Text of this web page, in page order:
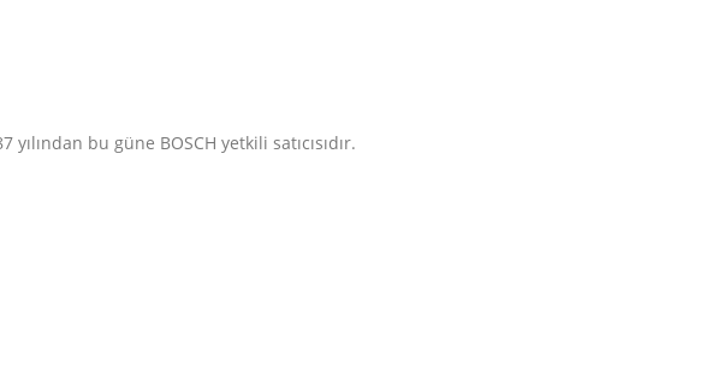
bu güne BOSCH yetkili satıcısıdır.